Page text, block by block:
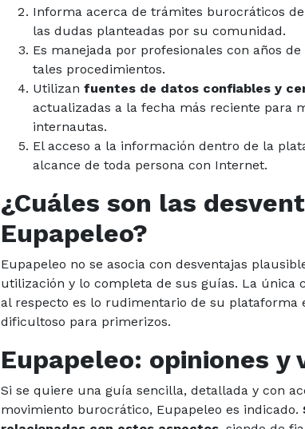
Informa acerca de trámites burocráticos
las dudas planteadas por su comunidad.
Es manejada por profesionales con años
tales procedimientos.
Utilizan fuentes de datos confiables y
actualizadas a la fecha más reciente para
internautas.
El acceso a la información dentro de la
alcance de toda persona con Internet.
¿Cuáles son las
Eupapeleo?
Eupapeleo no se asocia con desventajas
utilización y lo completa de sus guías. La única
al respecto es lo rudimentario de su plataforma
dificultoso para primerizos.
Eupapeleo: opiniones
Si se quiere una guía sencilla, detallada y con
movimiento burocrático, Eupapeleo es indicado.